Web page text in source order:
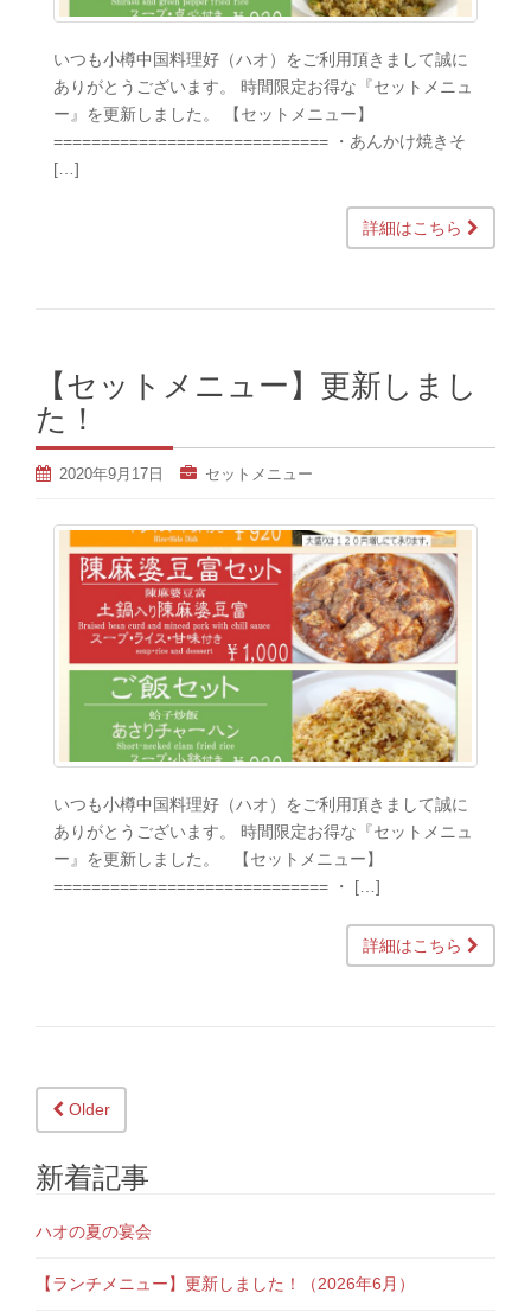
いつも小樽中国料理好（ハオ）をご利用頂きまして誠に
ありがとうございます。 時間限定お得な『セットメニュ
ー』を更新しました。 【セットメニュー】
============================= ・あんかけ焼きそ
[…]
詳細はこちら
【セットメニュー】更新しまし
た！
2020年9月17日 セットメニュー
いつも小樽中国料理好（ハオ）をご利用頂きまして誠に
ありがとうございます。 時間限定お得な『セットメニュ
ー』を更新しました。 【セットメニュー】
============================= ・ […]
詳細はこちら
Posts navigation
Older
新着記事
ハオの夏の宴会
【ランチメニュー】更新しました！（2026年6月）